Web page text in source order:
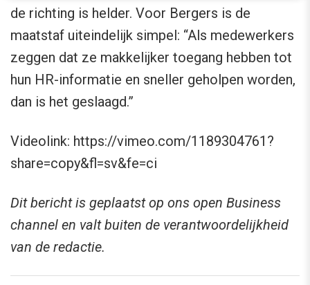
de richting is helder. Voor Bergers is de
maatstaf uiteindelijk simpel: “Als medewerkers
zeggen dat ze makkelijker toegang hebben tot
hun HR-informatie en sneller geholpen worden,
dan is het geslaagd.”
Videolink: https://vimeo.com/1189304761?
share=copy&fl=sv&fe=ci
Dit bericht is geplaatst op ons open Business
channel en valt buiten de verantwoordelijkheid
van de redactie.